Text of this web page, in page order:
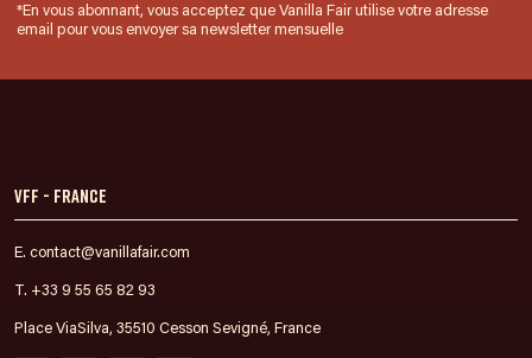
*En vous abonnant, vous acceptez que Vanilla Fair utilise votre adresse
email pour vous envoyer sa newsletter mensuelle
VFF - France
E. contact@vanillafair.com
T. +33 9 55 65 82 93
Place ViaSilva, 35510 Cesson Sevigné, France